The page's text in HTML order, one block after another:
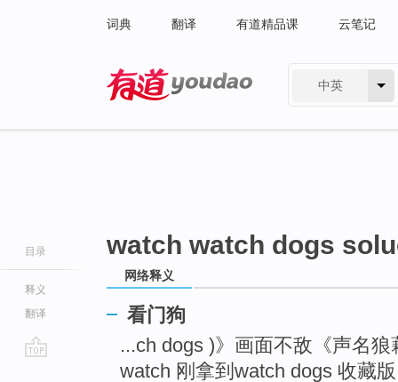
词典 翻译 有道精品课 云笔记
中英
目录
释义
翻译
watch watch dogs
网络释义
看门狗
...ch dogs )》画面不敌《声名
watch 刚拿到watch dogs 收藏